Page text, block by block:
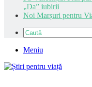
„Da” iubirii
Noi Marșuri pentru
Meniu